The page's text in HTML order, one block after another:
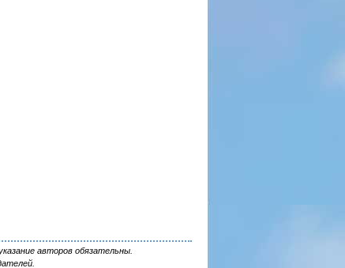
авторов обязательны.